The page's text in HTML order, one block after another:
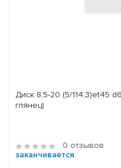
Диск 8,5-20 (5/114,3)et45
глянец)
0 отзывов
заканчивается